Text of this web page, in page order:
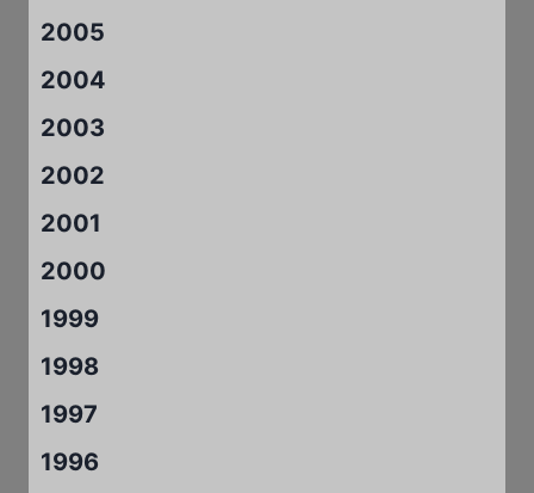
2005
2004
2003
2002
2001
2000
1999
1998
1997
1996